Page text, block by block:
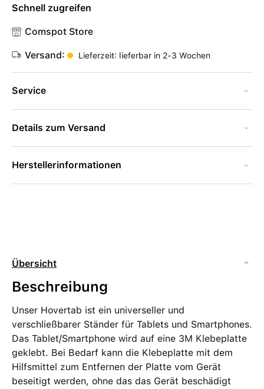
Schnell zugreifen
Comspot Store
Versand: Lieferzeit: lieferbar in 2-3 Wochen
Service
Details zum Versand
Herstellerinformationen
Übersicht
Beschreibung
Unser Hovertab ist ein universeller und
verschließbarer Ständer für Tablets und Smartphones.
Das Tablet/Smartphone wird auf eine 3M Klebeplatte
geklebt. Bei Bedarf kann die Klebeplatte mit dem
Hilfsmittel zum Entfernen der Platte vom Gerät
beseitigt werden, ohne das das Gerät beschädigt